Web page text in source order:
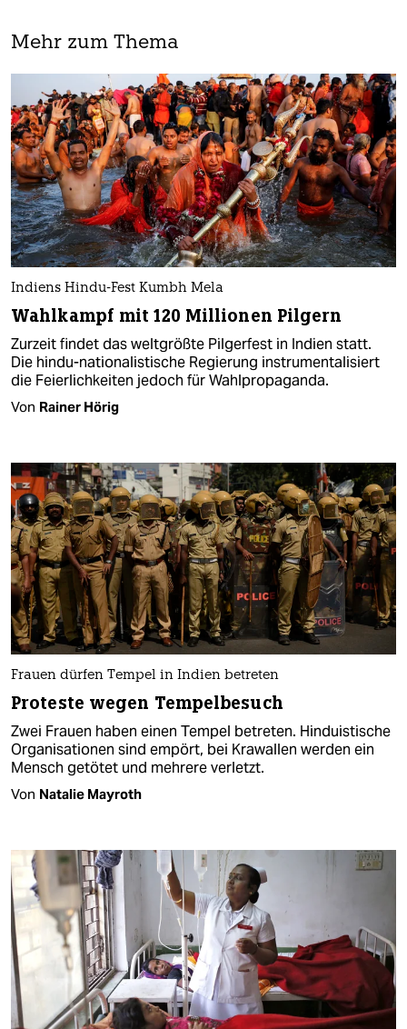
Mehr zum Thema
Indiens Hindu-Fest Kumbh Mela
Wahlkampf mit 120 Millionen Pilgern
Zurzeit findet das weltgrößte Pilgerfest in Indien statt.
Die hindu-nationalistische Regierung instrumentalisiert
die Feierlichkeiten jedoch für Wahlpropaganda.
Von Rainer Hörig
Frauen dürfen Tempel in Indien betreten
Proteste wegen Tempelbesuch
Zwei Frauen haben einen Tempel betreten. Hinduistische
Organisationen sind empört, bei Krawallen werden ein
Mensch getötet und mehrere verletzt.
Von Natalie Mayroth